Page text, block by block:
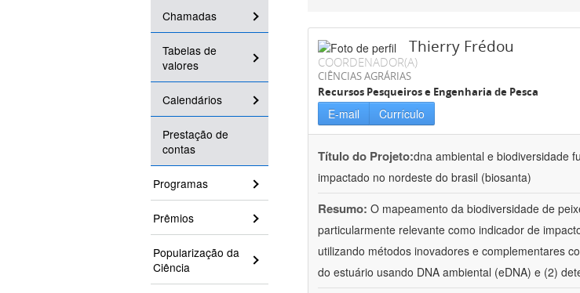
Chamadas
Tabelas de
valores
Calendários
Prestação de
contas
Programas
Prêmios
Popularização da
Ciência
Thierry Frédou
COORDENADOR(A)
CIÊNCIAS AGRÁRIAS
Recursos Pesqueiros e Engenharia de Pesca
E-mail Currículo
Título do Projeto:dna ambiental e biodiversidade
impactado no nordeste do brasil (biosanta)
Resumo: O mapeamento da biodiversidade de
particularmente relevante como indicador de
utilizando métodos inovadores e complementares
do estuário usando DNA ambiental (eDNA) e (2)